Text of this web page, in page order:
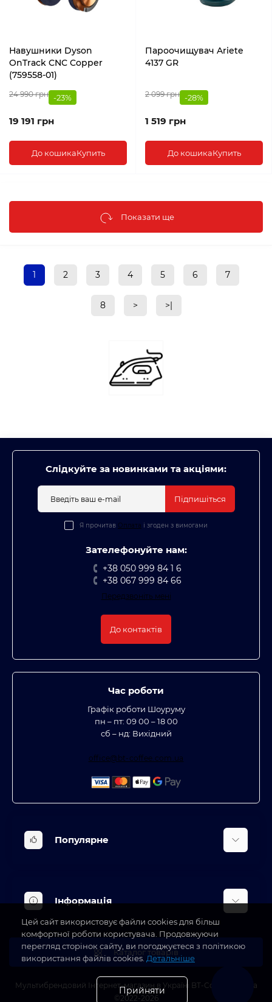
Навушники Dyson
OnTrack CNC Copper
(759558-01)
24 990 грн -23%
19 191 грн
До кошикаКупить
Пароочищувач Ariete
4137 GR
2 099 грн -28%
1 519 грн
До кошикаКупить
Показати ще
1 2 3 4 5 6 7
8 > >|
Слідкуйте за новинками та акціями:
Підпишіться
Я прочитав Оплата і згоден з вимогами
Зателефонуйте нам:
+38 050 999 84 1 6
+38 067 999 84 66
Передзвоніть мені
До контактів
Час роботи
Графік роботи Шоуруму
пн – пт: 09 00 – 18 00
сб – нд: Вихідний
office@bt-coffee.com.ua
Популярне
Кліматична техніка
Аксесуари та насадки
Будинок, сад, город
Косметичні прилади
Інформація
Доставка
Про магазин
Блог
Каталог товарів
Мультибрендовий Інтернет-магазин в Україні BT-Coffee.com.ua
©2022-2026
Цей сайт використовує файли cookies для більш
комфортної роботи користувача. Продовжуючи
перегляд сторінок сайту, ви погоджуєтеся з політикою
використання файлів cookies. Детальніше
Прийняти